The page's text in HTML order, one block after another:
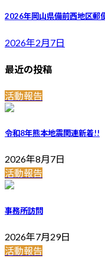
2026年岡山県備前西地区郵
2026年2月7日
最近の投稿
活動報告
令和8年熊本地震関連新着!!
2026年8月7日
活動報告
事務所訪問
2026年7月29日
活動報告